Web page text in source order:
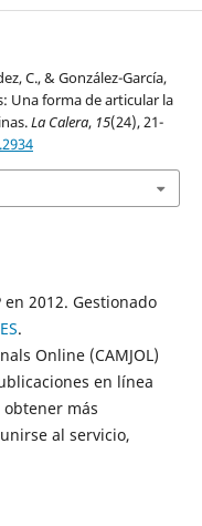
C., & González-García,
Una forma de articular la
La Calera, 15(24), 21-
2012. Gestionado
.
Online (CAMJOL)
en línea
más
al servicio,